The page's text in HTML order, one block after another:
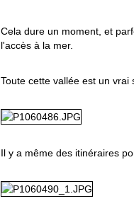
Cela dure un moment, et
l'accès à la mer.
Toute cette vallée est un
Il y a même des itinéraires